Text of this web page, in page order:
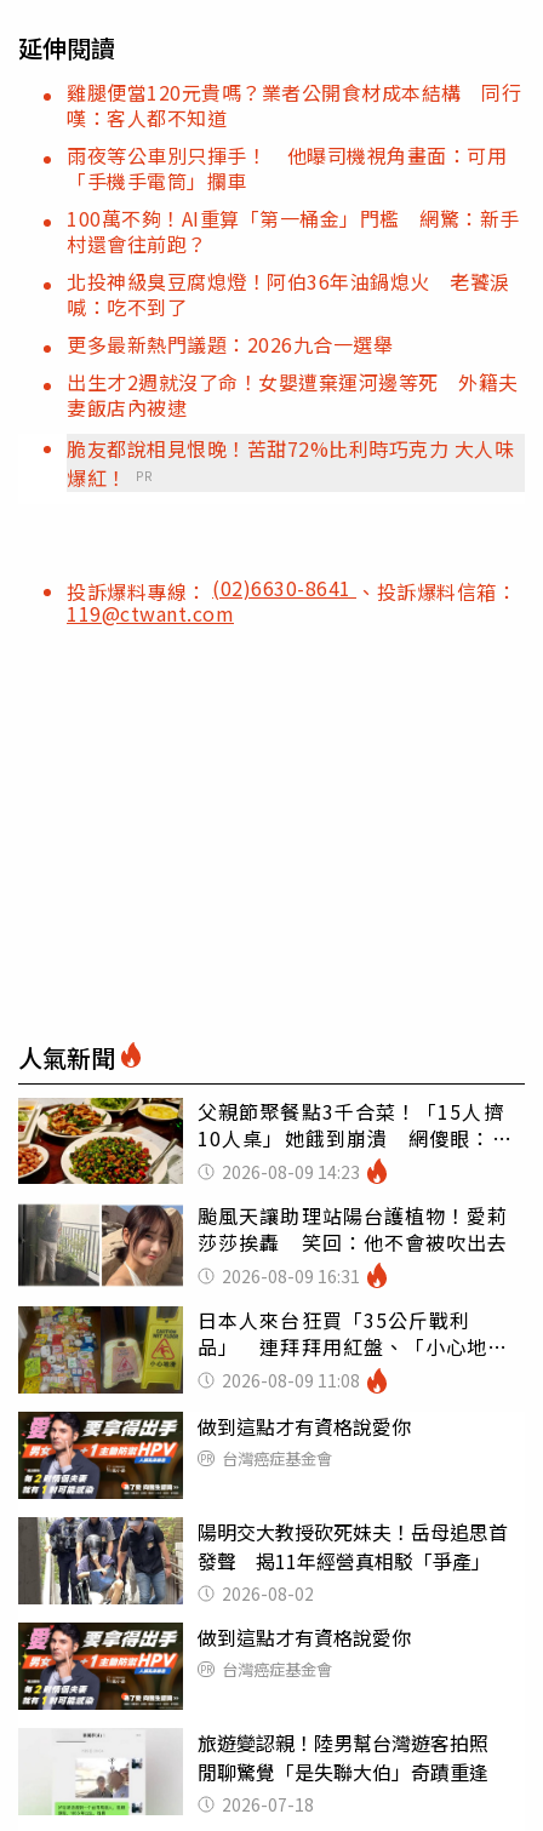
延伸閱讀
雞腿便當120元貴嗎？業者公開食材成本結構 同行
嘆：客人都不知道
雨夜等公車別只揮手！ 他曝司機視角畫面：可用
「手機手電筒」攔車
100萬不夠！AI重算「第一桶金」門檻 網驚：新手
村還會往前跑？
北投神級臭豆腐熄燈！阿伯36年油鍋熄火 老饕淚
喊：吃不到了
更多最新熱門議題：2026九合一選舉
出生才2週就沒了命！女嬰遭棄運河邊等死 外籍夫
妻飯店內被逮
脆友都說相見恨晚！苦甜72%比利時巧克力 大人味
爆紅！
PR
投訴爆料專線： (02)6630-8641 、投訴爆料信箱：
119@ctwant.com
人氣新聞
父親節聚餐點3千合菜！「15人擠
10人桌」她餓到崩潰 網傻眼：讓
店家看笑話
2026-08-09 14:23
颱風天讓助理站陽台護植物！愛莉
莎莎挨轟 笑回：他不會被吹出去
2026-08-09 16:31
日本人來台狂買「35公斤戰利
品」 連拜拜用紅盤、「小心地
滑」告示牌也帶回家
2026-08-09 11:08
做到這點才有資格說愛你
台灣癌症基金會
陽明交大教授砍死妹夫！岳母追思首
發聲 揭11年經營真相駁「爭產」
2026-08-02
做到這點才有資格說愛你
台灣癌症基金會
旅遊變認親！陸男幫台灣遊客拍照
閒聊驚覺「是失聯大伯」奇蹟重逢
2026-07-18